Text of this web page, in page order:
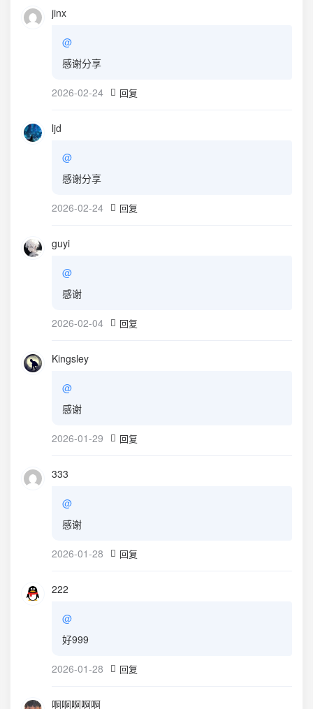
jinx
@
感谢分享
2026-02-24 回复
ljd
@
感谢分享
2026-02-24 回复
guyi
@
感谢
2026-02-04 回复
Kingsley
@
感谢
2026-01-29 回复
333
@
感谢
2026-01-28 回复
222
@
好999
2026-01-28 回复
啊啊啊啊啊